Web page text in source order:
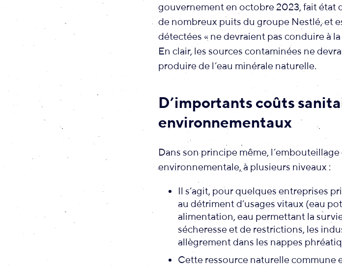
gouvernement en octobre 2023, fait état
de nombreux puits du groupe Nestlé, et
détectées « ne devraient pas conduire à
En clair, les sources contaminées ne
produire de l’eau minérale naturelle.
D’importants coûts
environnementaux
Dans son principe même,
environnementale, à plusieurs niveaux :
Il s’agit, pour quelques entreprises
au détriment d’usages vitaux (eau
alimentation, eau permettant la
sécheresse et de restrictions, les
allègrement dans les nappes
Cette ressource naturelle commune